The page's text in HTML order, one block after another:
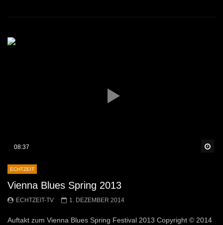
08:37
ECHTZEIT
Vienna Blues Spring 2013
ECHTZEIT-TV 1. DEZEMBER 2014
Auftakt zum Vienna Blues Spring Festival 2013 Copyright © 2014